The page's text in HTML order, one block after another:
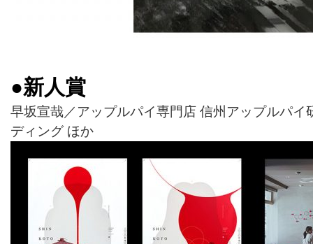
●新人賞
早坂宣哉／アップルパイ専門店 信州アップルパイ
ディング ほか